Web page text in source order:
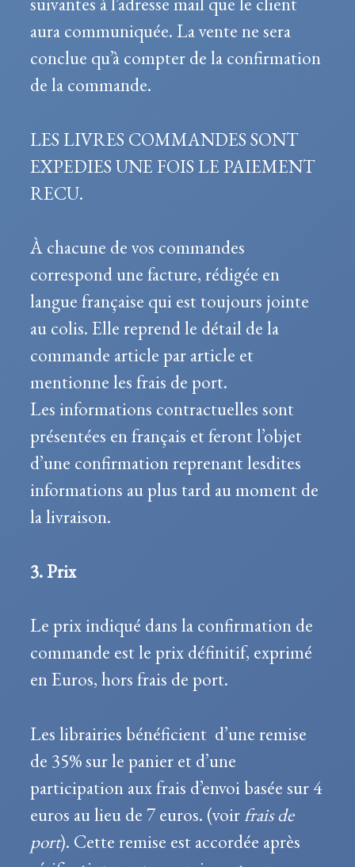
aura communiquée. La vente ne sera
conclue qu’à compter de la confirmation
de la commande.
LES LIVRES COMMANDES SONT
EXPEDIES UNE FOIS LE PAIEMENT
RECU.
À chacune de vos commandes
correspond une facture, rédigée en
langue française qui est toujours jointe
au colis. Elle reprend le détail de la
commande article par article et
mentionne les frais de port.
Les informations contractuelles sont
présentées en français et feront l’objet
d’une confirmation reprenant lesdites
informations au plus tard au moment de
la livraison.
3. Prix
Le prix indiqué dans la confirmation de
commande est le prix définitif, exprimé
en Euros, hors frais de port.
Les librairies bénéficient d’une remise
de 35% sur le panier et d’une
participation aux frais d’envoi basée sur 4
euros au lieu de 7 euros. (voirfrais de
port). Cette remise est accordée après